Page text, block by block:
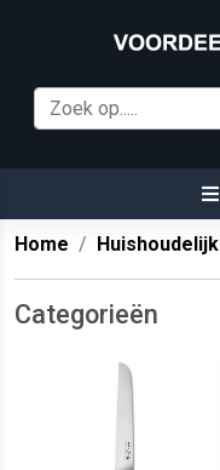
Home Huishoudelijk
Categorieën